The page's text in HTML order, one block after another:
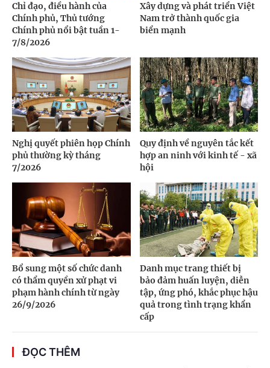
Chỉ đạo, điều hành của
Chính phủ, Thủ tướng
Chính phủ nổi bật tuần 1-
7/8/2026
Xây dựng và phát triển Việt
Nam trở thành quốc gia
biển mạnh
Nghị quyết phiên họp Chính
phủ thường kỳ tháng
7/2026
Quy định về nguyên tắc kết
hợp an ninh với kinh tế - xã
hội
Bổ sung một số chức danh
có thẩm quyền xử phạt vi
phạm hành chính từ ngày
26/9/2026
Danh mục trang thiết bị
bảo đảm huấn luyện, diễn
tập, ứng phó, khắc phục hậu
quả trong tình trạng khẩn
cấp
ĐỌC THÊM